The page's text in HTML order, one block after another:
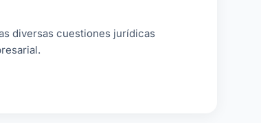
diversas cuestiones jurídicas